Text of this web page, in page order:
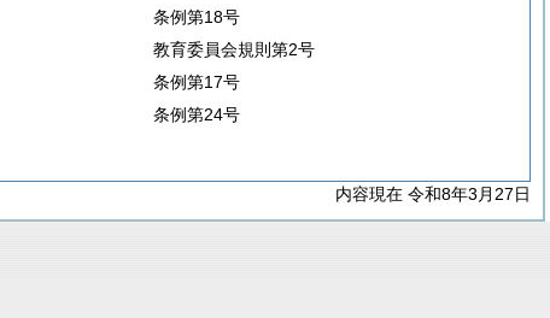
条例第18号
教育委員会規則第2号
条例第17号
条例第24号
内容現在 令和8年3月27日